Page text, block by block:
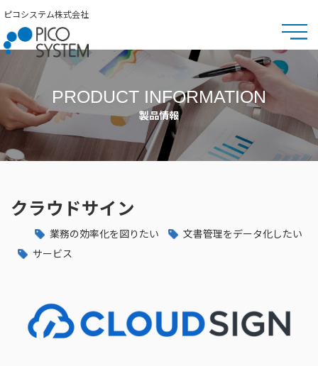
ピコシステム株式会社
PRODUCT INFORMATION
製品情報
クラウドサイン
業務の効率化を図りたい
文書管理をデータ化したい
サービス